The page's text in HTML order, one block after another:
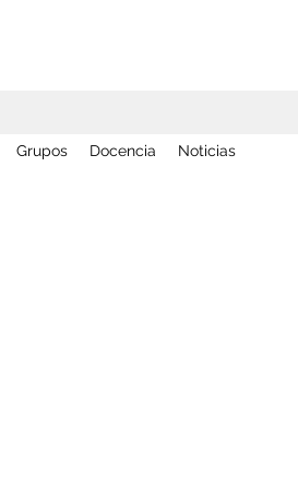
Grupos Docencia Noticias